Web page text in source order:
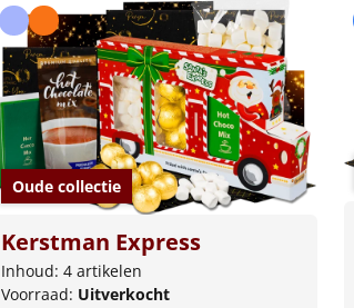
Oude collectie
Kerstman Express
Inhoud: 4 artikelen
Voorraad: Uitverkocht